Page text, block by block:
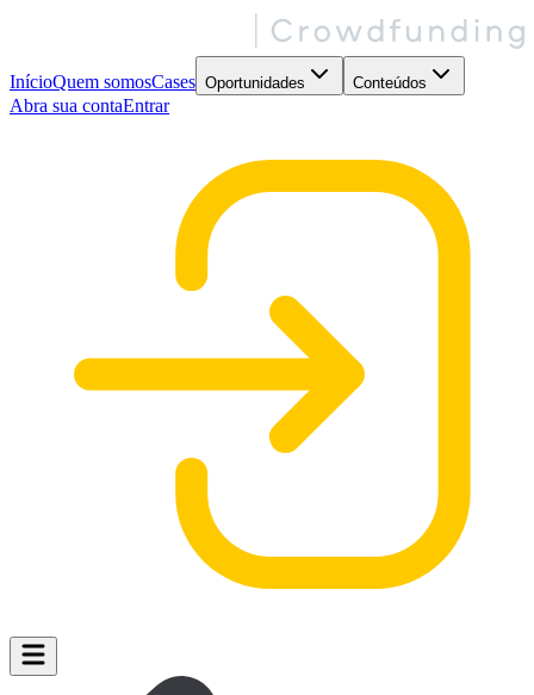
InícioQuem somosCases Oportunidades Conteúdos
Abra sua contaEntrar